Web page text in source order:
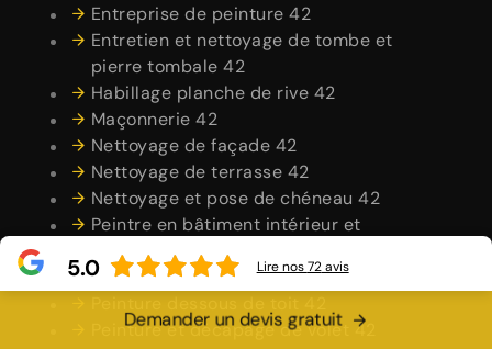
Entreprise de peinture 42
Entretien et nettoyage de tombe et
pierre tombale 42
Habillage planche de rive 42
Maçonnerie 42
Nettoyage de façade 42
Nettoyage de terrasse 42
Nettoyage et pose de chéneau 42
Peintre en bâtiment intérieur et
extérieur 42
Peintre et peinture de façade 42
Peinture dessous de toit 42
Peinture et décapage de volet 42
Demander un devis gratuit
5.0 Lire nos72avis